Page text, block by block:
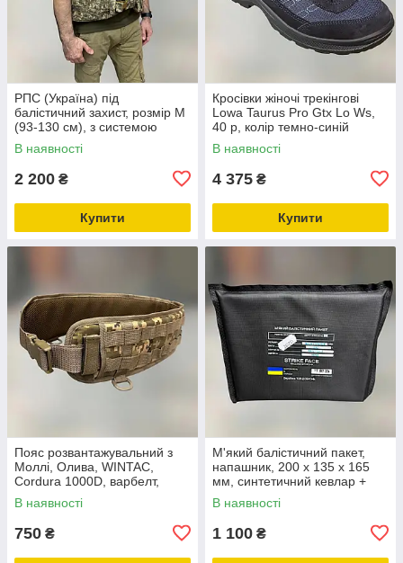
РПС (Україна) під
балістичний захист, розмір M
(93-130 см), з системою
Моллі, WINTAC, Піксель,
жилет розвантажувальний,
В наявності
2 200 ₴
Купити
Кросівки жіночі трекінгові
Lowa Taurus Pro Gtx Lo Ws,
40 р, колір темно-синій
(navy), легкі трекінгові жіночі
черевики
В наявності
4 375 ₴
Купити
Пояс розвантажувальний з
Моллі, Олива, WINTAC,
Cordura 1000D, варбелт,
покращений тактичний
бойовий пояс,
Піксель, Піксель
В наявності
750 ₴
М'який балістичний пакет,
напашник, 200 х 135 х 165
мм, синтетичний кевлар +
НВМПЕ, захист ДСТУ 1
В наявності
1 100 ₴